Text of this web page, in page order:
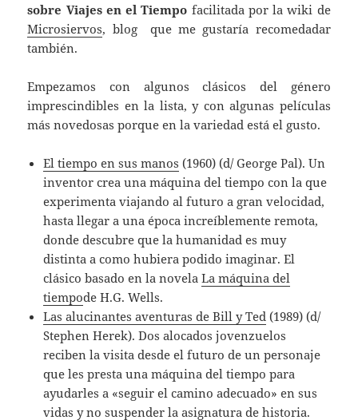
sobre Viajes en el Tiempo facilitada por la wiki de
Microsiervos, blog que me gustaría recomedadar
también.
Empezamos con algunos clásicos del género
imprescindibles en la lista, y con algunas películas
más novedosas porque en la variedad está el gusto.
El tiempo en sus manos (1960) (d/ George Pal). Un
inventor crea una máquina del tiempo con la que
experimenta viajando al futuro a gran velocidad,
hasta llegar a una época increíblemente remota,
donde descubre que la humanidad es muy
distinta a como hubiera podido imaginar. El
clásico basado en la novelaLa máquina del
tiempode H.G. Wells.
Las alucinantes aventuras de Bill y Ted (1989) (d/
Stephen Herek). Dos alocados jovenzuelos
reciben la visita desde el futuro de un personaje
que les presta una máquina del tiempo para
ayudarles a «seguir el camino adecuado» en sus
vidas y no suspender la asignatura de historia.